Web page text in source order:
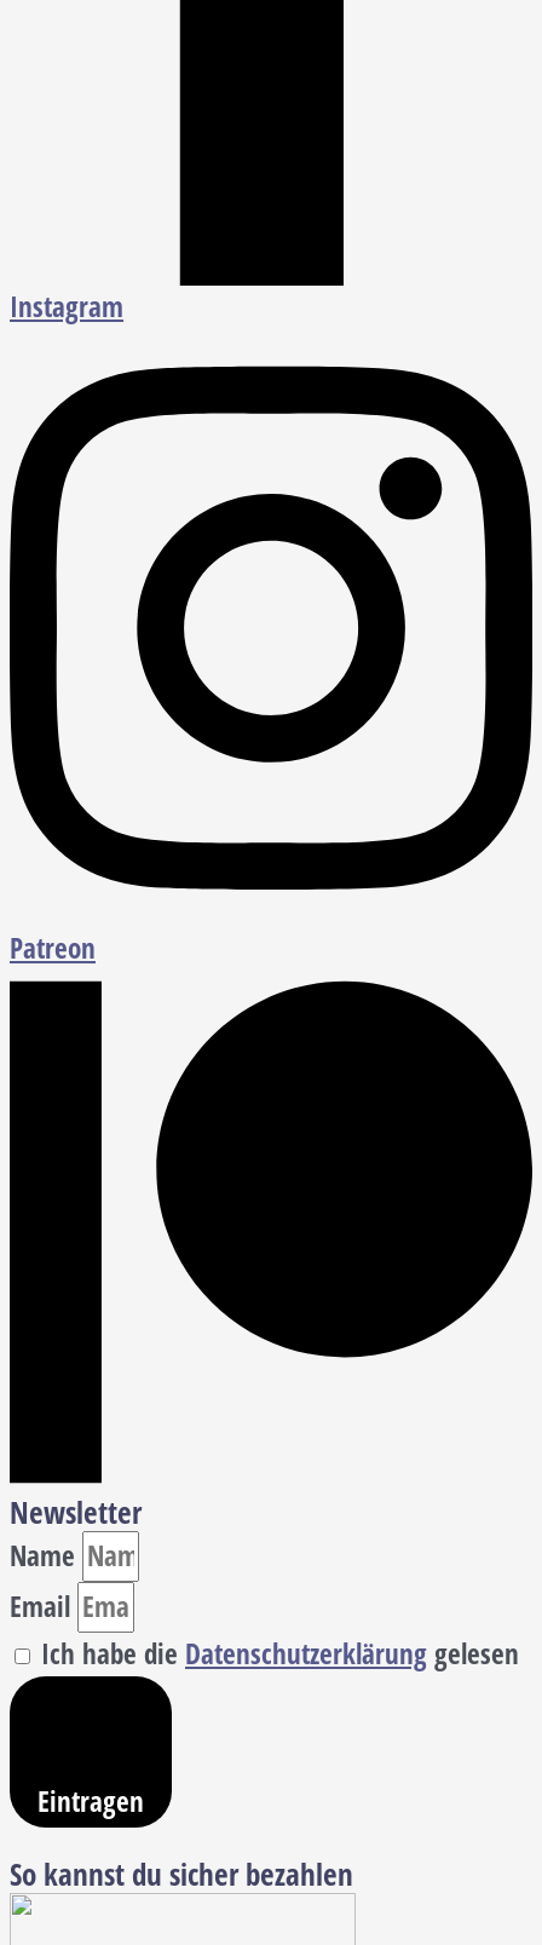
Instagram
Patreon
Newsletter
Name
Email
Ich habe die Datenschutzerklärung gelesen
Eintragen
So kannst du sicher bezahlen